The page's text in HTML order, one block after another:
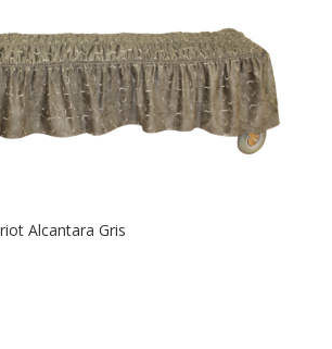
Alcantara Gris